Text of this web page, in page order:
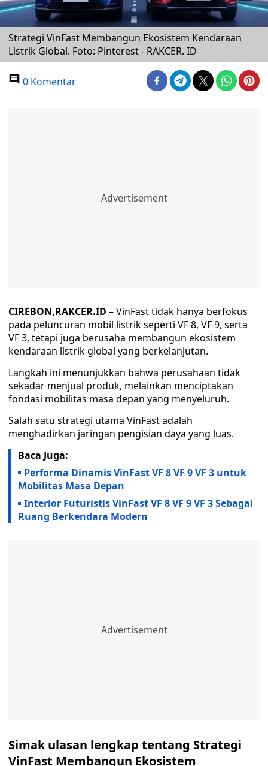
Strategi VinFast Membangun Ekosistem Kendaraan
Listrik Global. Foto: Pinterest - RAKCER. ID
0 Komentar
CIREBON,RAKCER.ID – VinFast tidak hanya berfokus
pada peluncuran mobil listrik seperti VF 8, VF 9, serta
VF 3, tetapi juga berusaha membangun ekosistem
kendaraan listrik global yang berkelanjutan.
Langkah ini menunjukkan bahwa perusahaan tidak
sekadar menjual produk, melainkan menciptakan
fondasi mobilitas masa depan yang menyeluruh.
Salah satu strategi utama VinFast adalah
menghadirkan jaringan pengisian daya yang luas.
Baca Juga:
Performa Dinamis VinFast VF 8 VF 9 VF 3 untuk
Mobilitas Masa Depan
Interior Futuristis VinFast VF 8 VF 9 VF 3 Sebagai
Ruang Berkendara Modern
Simak ulasan lengkap tentang Strategi
VinFast Membangun Ekosistem